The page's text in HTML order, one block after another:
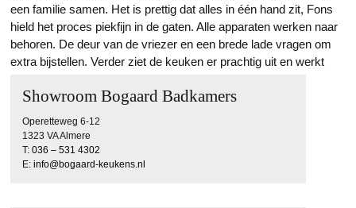
een familie samen. Het is prettig dat alles in één hand zit, Fons
hield het proces piekfijn in de gaten. Alle apparaten werken naar
behoren. De deur van de vriezer en een brede lade vragen om
extra bijstellen. Verder ziet de keuken er prachtig uit en werkt
Showroom Bogaard Badkamers
Operetteweg 6-12
1323 VA Almere
T:036 – 531 4302
E:info@bogaard-keukens.nl